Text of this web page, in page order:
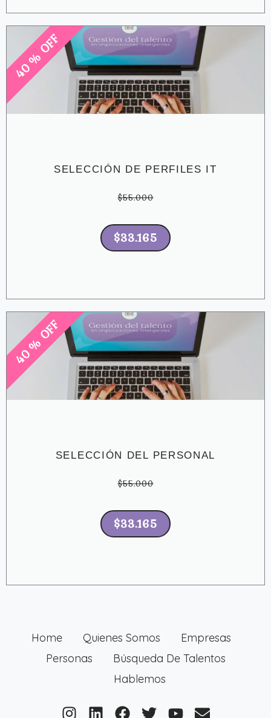
SELECCIÓN DE PERFILES IT
$55.000
$33.165
40 % OFF
SELECCIÓN DEL PERSONAL
$55.000
$33.165
40 % OFF
Home Quienes Somos
Empresas
Personas
Búsqueda De Talentos
Hablemos
I L F T Y E